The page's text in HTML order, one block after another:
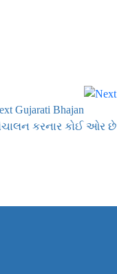
Gujarati Bhajan
કરનાર કોઈ ઓર છે